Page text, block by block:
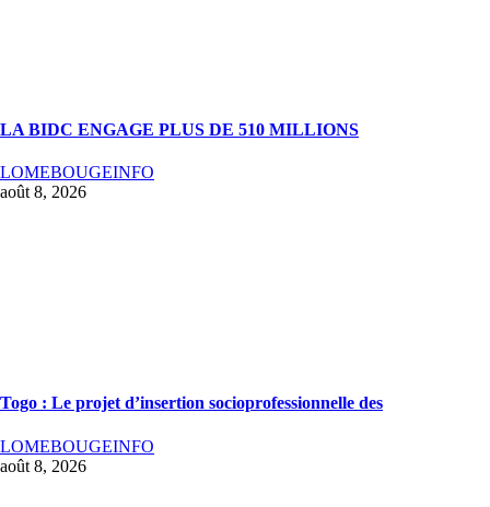
LA BIDC ENGAGE PLUS DE 510 MILLIONS
LOMEBOUGEINFO
août 8, 2026
Togo : Le projet d’insertion socioprofessionnelle des
LOMEBOUGEINFO
août 8, 2026